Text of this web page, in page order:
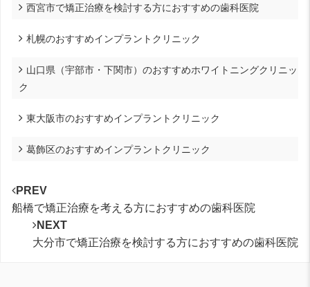
西宮市で矯正治療を検討する方におすすめの歯科医院
札幌のおすすめインプラントクリニック
山口県（宇部市・下関市）のおすすめホワイトニングクリニッ
ク
東大阪市のおすすめインプラントクリニック
葛飾区のおすすめインプラントクリニック
PREV
船橋で矯正治療を考える方におすすめの歯科医院
NEXT
大分市で矯正治療を検討する方におすすめの歯科医院